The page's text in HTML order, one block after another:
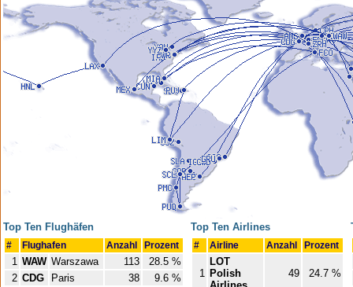
Top Ten Flughäfen
# Flughafen Anzahl Prozent
1 WAW Warszawa 113
28.5 %
2 CDG Paris 38
9.6 %
Top Ten Airlines
# Airline Anzahl Prozent
1
LOT
Polish
49 24.7 %